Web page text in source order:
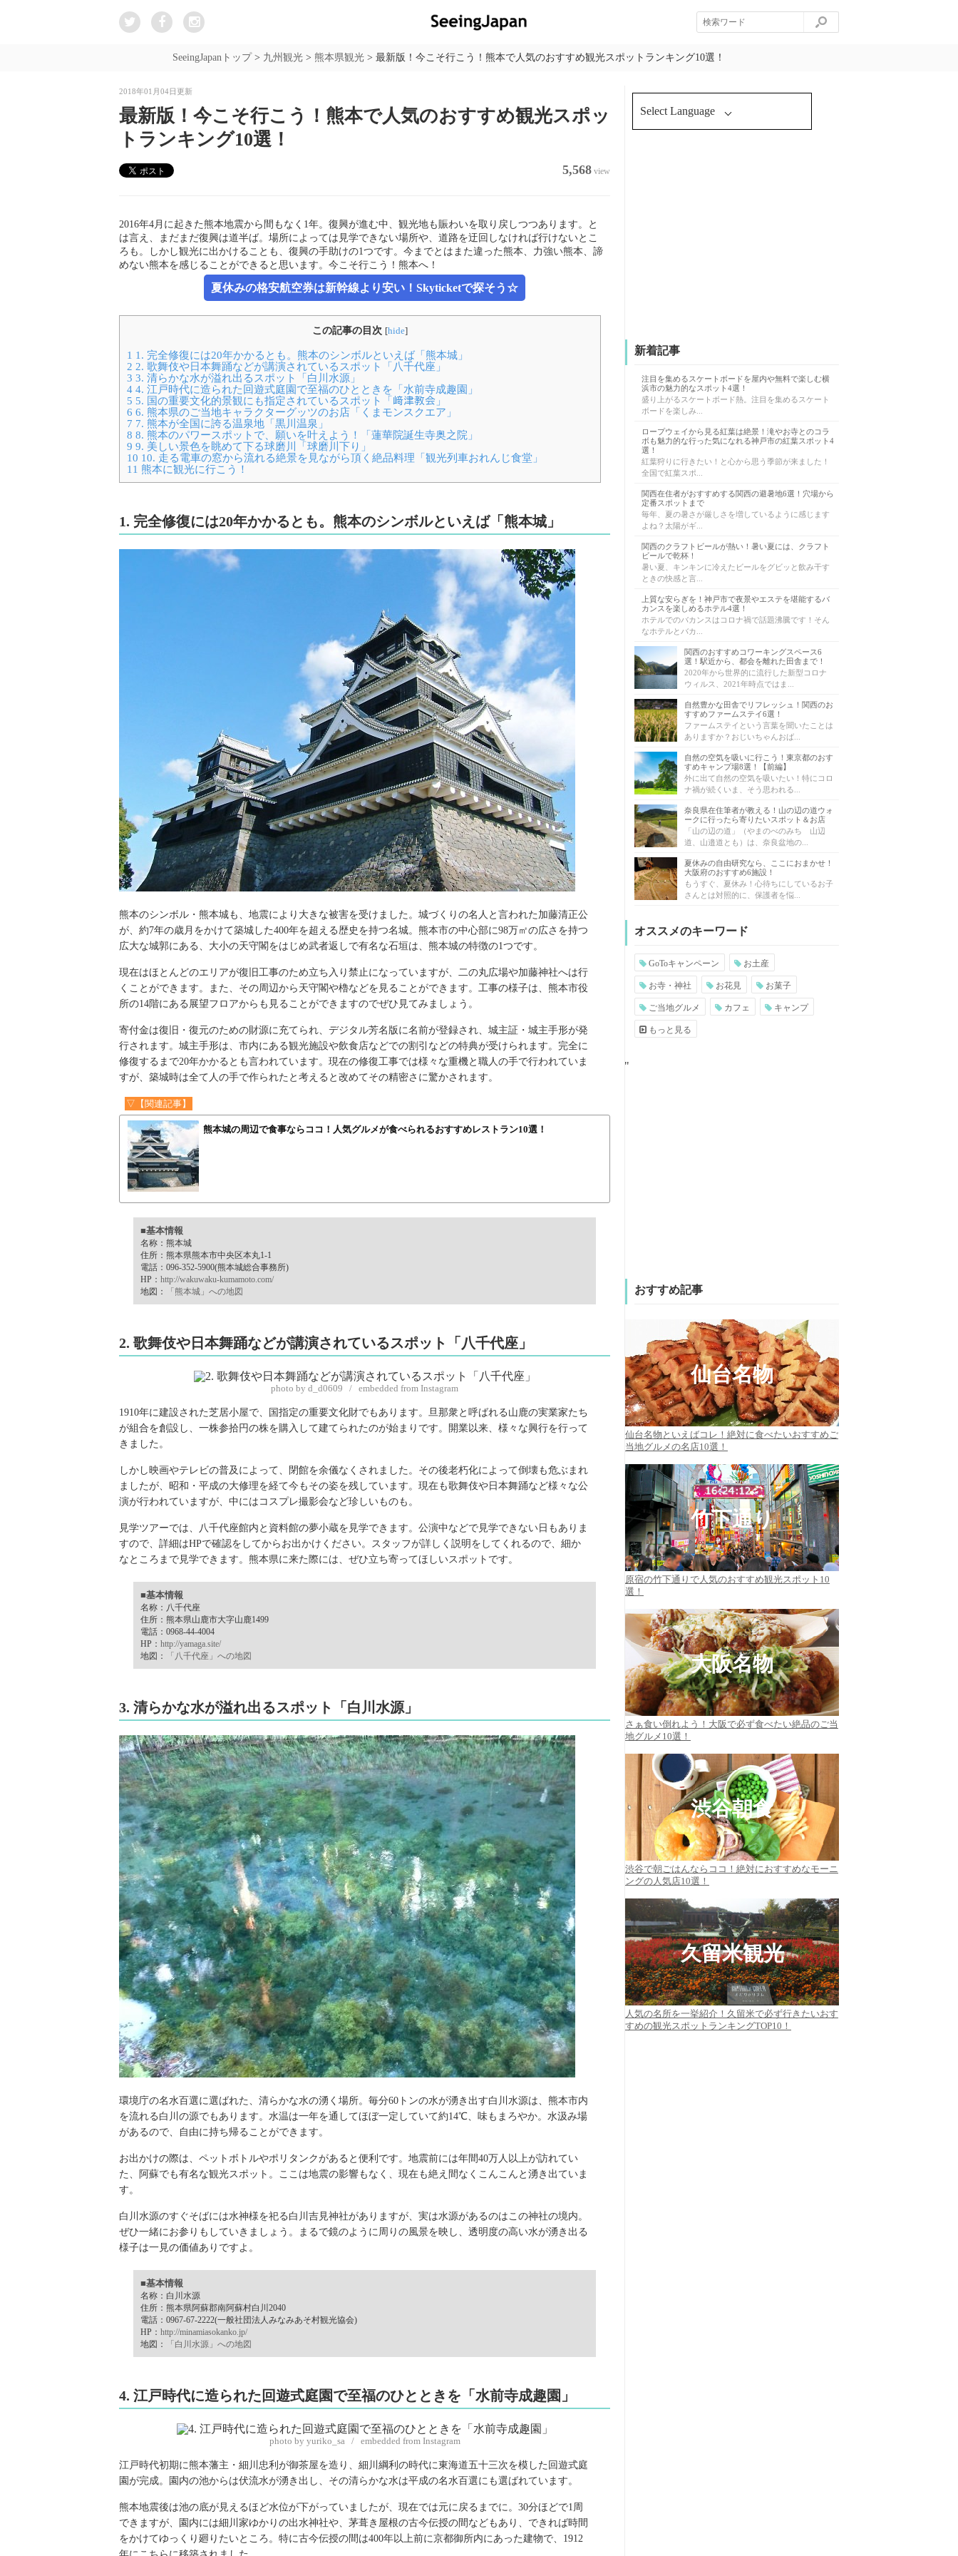
SeeingJapanトップ> 九州観光> 熊本県観光> 最新版！今こそ行こう！熊本で人気のおすすめ観光スポットランキング10選！
2018年01月04日更新
最新版！今こそ行こう！熊本で人気のおすすめ観光スポッ
トランキング10選！
5,568 view
2016年4月に起きた熊本地震から間もなく1年。復興が進む中、観光地も賑わいを取り戻しつつあります。と
は言え、まだまだ復興は道半ば。場所によっては見学できない場所や、道路を迂回しなければ行けないとこ
ろも。しかし観光に出かけることも、復興の手助けの1つです。今までとはまた違った熊本、力強い熊本、諦
めない熊本を感じることができると思います。今こそ行こう！熊本へ！
夏休みの格安航空券は新幹線より安い！Skyticketで探そう☆
この記事の目次 [hide]
1 1. 完全修復には20年かかるとも。熊本のシンボルといえば「熊本城」
2 2. 歌舞伎や日本舞踊などが講演されているスポット「八千代座」
3 3. 清らかな水が溢れ出るスポット「白川水源」
4 4. 江戸時代に造られた回遊式庭園で至福のひとときを「水前寺成趣園」
5 5. 国の重要文化的景観にも指定されているスポット「﨑津教会」
6 6. 熊本県のご当地キャラクターグッツのお店「くまモンスクエア」
7 7. 熊本が全国に誇る温泉地「黒川温泉」
8 8. 熊本のパワースポットで、願いを叶えよう！「蓮華院誕生寺奥之院」
9 9. 美しい景色を眺めて下る球磨川「球磨川下り」
10 10. 走る電車の窓から流れる絶景を見ながら頂く絶品料理「観光列車おれんじ食堂」
11 熊本に観光に行こう！
1. 完全修復には20年かかるとも。熊本のシンボルといえば「熊本城」
熊本のシンボル・熊本城も、地震により大きな被害を受けました。城づくりの名人と言われた加藤清正公
が、約7年の歳月をかけて築城した400年を超える歴史を持つ名城。熊本市の中心部に98万㎡の広さを持つ
広大な城郭にある、大小の天守閣をはじめ武者返しで有名な石垣は、熊本城の特徴の1つです。
現在はほとんどのエリアが復旧工事のため立ち入り禁止になっていますが、二の丸広場や加藤神社へは行
くことができます。また、その周辺から天守閣や櫓などを見ることができます。工事の様子は、熊本市役
所の14階にある展望フロアからも見ることができますのでぜひ見てみましょう。
寄付金は復旧・復元のための財源に充てられ、デジタル芳名版に名前が登録され、城主証・城主手形が発
行されます。城主手形は、市内にある観光施設や飲食店などでの割引などの特典が受けられます。完全に
修復するまで20年かかるとも言われています。現在の修復工事では様々な重機と職人の手で行われていま
すが、築城時は全て人の手で作られたと考えると改めてその精密さに驚かされます。
▽【関連記事】
熊本城の周辺で食事ならココ！人気グルメが食べられるおすすめレストラン10選！
■基本情報
名称：熊本城
住所：熊本県熊本市中央区本丸1-1
電話：096-352-5900(熊本城総合事務所)
HP： http://wakuwaku-kumamoto.com/
地図：
「熊本城」への地図
2. 歌舞伎や日本舞踊などが講演されているスポット「八千代座」
photo by d_d0609 / embedded from Instagram
1910年に建設された芝居小屋で、国指定の重要文化財でもあります。旦那衆と呼ばれる山鹿の実業家たち
が組合を創設し、一株参拾円の株を購入して建てられたのが始まりです。開業以来、様々な興行を行って
きました。
しかし映画やテレビの普及によって、閉館を余儀なくされました。その後老朽化によって倒壊も危ぶまれ
ましたが、昭和・平成の大修理を経て今もその姿を残しています。現在も歌舞伎や日本舞踊など様々な公
演が行われていますが、中にはコスプレ撮影会など珍しいものも。
見学ツアーでは、八千代座館内と資料館の夢小蔵を見学できます。公演中などで見学できない日もありま
すので、詳細はHPで確認をしてからお出かけください。スタッフが詳しく説明をしてくれるので、細か
なところまで見学できます。熊本県に来た際には、ぜひ立ち寄ってほしいスポットです。
■基本情報
名称：八千代座
住所：熊本県山鹿市大字山鹿1499
電話：0968-44-4004
HP： http://yamaga.site/
地図：
「八千代座」への地図
3. 清らかな水が溢れ出るスポット「白川水源」
環境庁の名水百選に選ばれた、清らかな水の湧く場所。毎分60トンの水が湧き出す白川水源は、熊本市内
を流れる白川の源でもあります。水温は一年を通してほぼ一定していて約14℃、味もまろやか。水汲み場
があるので、自由に持ち帰ることができます。
お出かけの際は、ペットボトルやポリタンクがあると便利です。地震前には年間40万人以上が訪れてい
た、阿蘇でも有名な観光スポット。ここは地震の影響もなく、現在も絶え間なくこんこんと湧き出ていま
す。
白川水源のすぐそばには水神様を祀る白川吉見神社がありますが、実は水源があるのはこの神社の境内。
ぜひ一緒にお参りもしていきましょう。まるで鏡のように周りの風景を映し、透明度の高い水が湧き出る
様子は一見の価値ありですよ。
■基本情報
名称：白川水源
住所：熊本県阿蘇郡南阿蘇村白川2040
電話：0967-67-2222(一般社団法人みなみあそ村観光協会)
HP： http://minamiasokanko.jp/
地図：
「白川水源」への地図
4. 江戸時代に造られた回遊式庭園で至福のひとときを「水前寺成趣園」
photo by yuriko_sa / embedded from Instagram
江戸時代初期に熊本藩主・細川忠利が御茶屋を造り、細川綱利の時代に東海道五十三次を模した回遊式庭
園が完成。園内の池からは伏流水が湧き出し、その清らかな水は平成の名水百選にも選ばれています。
熊本地震後は池の底が見えるほど水位が下がっていましたが、現在では元に戻るまでに。30分ほどで1周
できますが、園内には細川家ゆかりの出水神社や、茅葺き屋根の古今伝授の間などもあり、できれば時間
をかけてゆっくり廻りたいところ。特に古今伝授の間は400年以上前に京都御所内にあった建物で、1912
Select Language
新着記事
注目を集めるスケートボードを屋内や無料で楽しむ横
浜市の魅力的なスポット4選！
盛り上がるスケートボード熱。注目を集めるスケート
ボードを楽しみ...
ロープウェイから見る紅葉は絶景！滝やお寺とのコラ
ボも魅力的な行った気になれる神戸市の紅葉スポット4
選！
紅葉狩りに行きたい！と心から思う季節が来ました！
全国で紅葉スポ...
関西在住者がおすすめする関西の避暑地6選！穴場から
定番スポットまで
毎年、夏の暑さが厳しさを増しているように感じます
よね？太陽がギ...
関西のクラフトビールが熱い！暑い夏には、クラフト
ビールで乾杯！
暑い夏、キンキンに冷えたビールをグビッと飲み干す
ときの快感と言...
上質な安らぎを！神戸市で夜景やエステを堪能するバ
カンスを楽しめるホテル4選！
ホテルでのバカンスはコロナ禍で話題沸騰です！そん
なホテルとバカ...
関西のおすすめコワーキングスペース6
選！駅近から、都会を離れた田舎まで！
2020年から世界的に流行した新型コロナ
ウィルス、2021年時点ではま...
自然豊かな田舎でリフレッシュ！関西のお
すすめファームステイ6選！
ファームステイという言葉を聞いたことは
ありますか？おじいちゃんおば...
自然の空気を吸いに行こう！東京都のおす
すめキャンプ場8選！【前編】
外に出て自然の空気を吸いたい！特にコロ
ナ禍が続くいま、そう思われる...
奈良県在住筆者が教える！山の辺の道ウォ
ークに行ったら寄りたいスポット＆お店
「山の辺の道」（やまのべのみち 山辺
道、山邉道とも）は、奈良盆地の...
夏休みの自由研究なら、ここにおまかせ！
大阪府のおすすめ6施設！
もうすぐ、夏休み！心待ちにしているお子
さんとは対照的に、保護者を悩...
オススメのキーワード
GoToキャンペーン お土産
お寺・神社 お花見 お菓子
ご当地グルメ カフェ キャンプ
もっと見る
"
おすすめ記事
仙台名物
仙台名物といえばコレ！絶対に食べたいおすすめご
当地グルメの名店10選！
竹下通り
原宿の竹下通りで人気のおすすめ観光スポット10
選！
大阪名物
さぁ食い倒れよう！大阪で必ず食べたい絶品のご当
地グルメ10選！
渋谷朝食
渋谷で朝ごはんならココ！絶対におすすめなモーニ
ングの人気店10選！
久留米観光
人気の名所を一挙紹介！久留米で必ず行きたいおす
すめの観光スポットランキングTOP10！